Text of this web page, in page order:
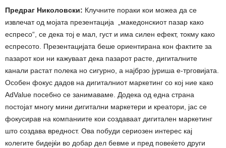
Предраг Николовски: Клучните пораки кои можеа да се
извлечат од мојата презентација „македонскиот пазар како
еспресо“, се дека тој е мал, густ и има силен ефект, токму како
еспресото. Презентацијата беше ориентирана кон фактите за
пазарот кои ни кажуваат дека пазарот расте, дигиталните
канали растат полека но сигурно, а најбрзо јуриша е-трговијата.
Особен фокус дадов на дигиталниот маркетинг со кој ние како
AdValue посебно се занимаваме. Додека од една страна
постојат многу мини дигитални маркетери и креатори, јас се
фокусирав на компаниите кои создаваат дигитален маркетинг
што создава вредност. Ова побуди сериозен интерес кај
колегите бидејќи во добар дел бевме и пред повеќето други